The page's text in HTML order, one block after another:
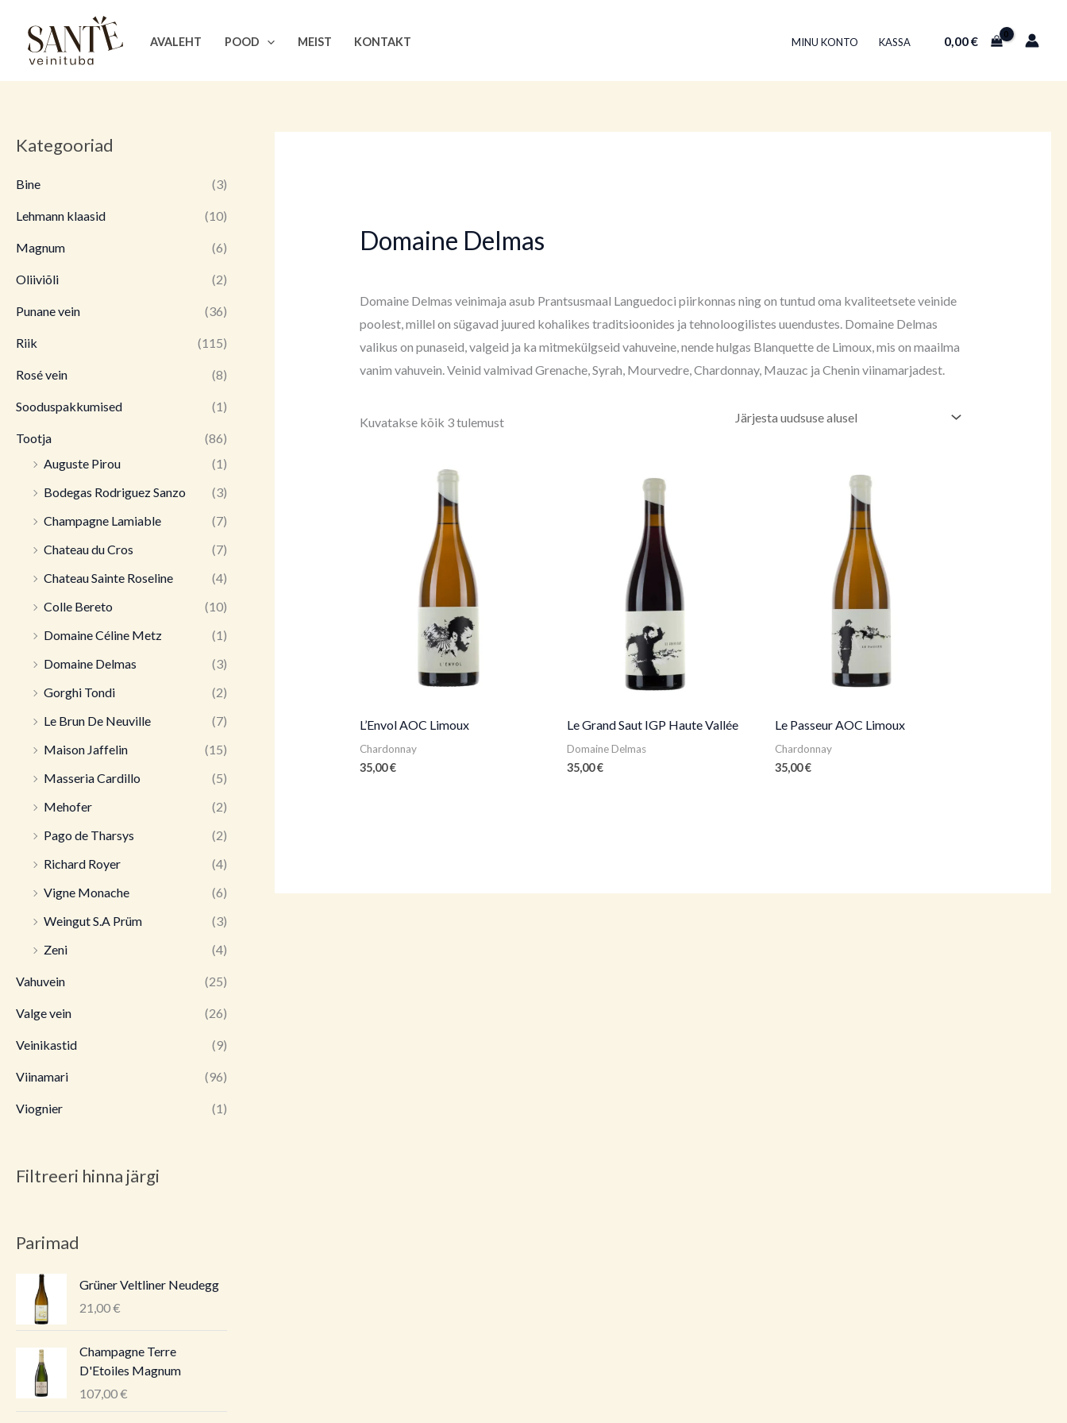
content
AVALEHT POOD MEIST KONTAKT MINU KONTO KASSA 0,00€
Kategooriad
Bine (3)
Lehmann klaasid (10)
Magnum (6)
Oliiviõli (2)
Punane vein (36)
Riik (115)
Rosé vein (8)
Sooduspakkumised (1)
Tootja
(86)
Auguste Pirou
(1)
Bodegas Rodriguez Sanzo
(3)
Champagne Lamiable
(7)
Chateau du Cros
(7)
Chateau Sainte Roseline
(4)
Colle Bereto
(10)
Domaine Céline Metz
(1)
Domaine Delmas
(3)
Gorghi Tondi
(2)
Le Brun De Neuville
(7)
Maison Jaffelin
(15)
Masseria Cardillo
(5)
Mehofer
(2)
Pago de Tharsys
(2)
Richard Royer
(4)
Vigne Monache
(6)
Weingut S.A Prüm
(3)
Zeni
(4)
Vahuvein (25)
Valge vein (26)
Veinikastid (9)
Viinamari (96)
Viognier (1)
Filtreeri hinna järgi
Parimad
Grüner Veltliner Neudegg
21,00€
Champagne Terre
D'Etoiles Magnum
107,00€
Domaine Delmas
Domaine Delmas veinimaja asub Prantsusmaal Languedoci piirkonnas ning on tuntud oma kvaliteetsete veinide
poolest, millel on sügavad juured kohalikes traditsioonides ja tehnoloogilistes uuendustes. Domaine Delmas
valikus on punaseid, valgeid ja ka mitmekülgseid vahuveine, nende hulgas Blanquette de Limoux, mis on maailma
vanim vahuvein. Veinid valmivad Grenache, Syrah, Mourvedre, Chardonnay, Mauzac ja Chenin viinamarjadest.
Kuvatakse kõik 3 tulemust
L’Envol AOC Limoux
Chardonnay
35,00€
Le Grand Saut IGP Haute Vallée
Domaine Delmas
35,00€
Le Passeur AOC Limoux
Chardonnay
35,00€